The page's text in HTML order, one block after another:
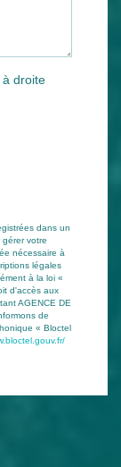
à droite
dans un
gérer votre
nécessaire à
légales
à la loi «
d'accès aux
AGENCE DE
de
« Bloctel